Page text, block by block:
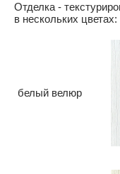
Отделка -
в нескольких цветах:
белый велюр